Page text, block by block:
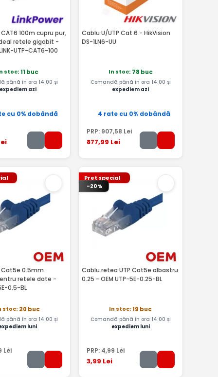
100m cupru pur,
retele gigabit -
UTP-CAT6-100
stoc: 11 buc
până în ora 14:00 și
azi
cu 0% dobândă
Cablu U/UTP Cat 6 - HikVision
DS-1LN6-UU
In stoc: 78 buc
Comandă până în ora 14:00 și
expediem azi
4 rate cu 0% dobândă
PRP: 907,58 Lei
877,99 Lei
Cat5e 0.5mm
retele date -
0.5-BL
stoc: 20 buc
până în ora 14:00 și
luni
Lei
Pret special
-20%
Cablu retea UTP Cat5e albastru
0.25 - OEM UTP-5E-0.25-BL
In stoc: 19 buc
Comandă până în ora 14:00 și
expediem luni
PRP: 4,99 Lei
3,99 Lei